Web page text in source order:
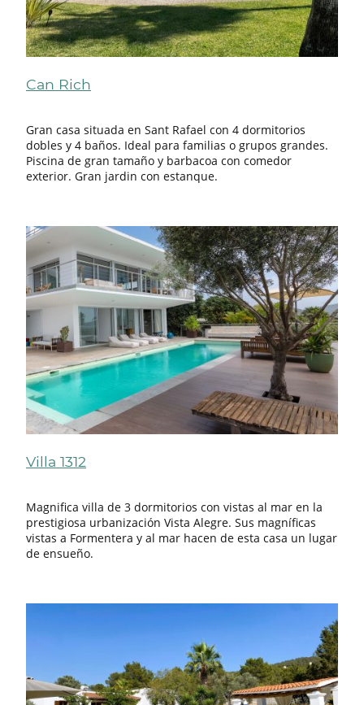
Can Rich
Gran casa situada en Sant Rafael con 4 dormitorios
dobles y 4 baños. Ideal para familias o grupos grandes.
Piscina de gran tamaño y barbacoa con comedor
exterior. Gran jardin con estanque.
Villa 1312
Magnifica villa de 3 dormitorios con vistas al mar en la
prestigiosa urbanización Vista Alegre. Sus magníficas
vistas a Formentera y al mar hacen de esta casa un lugar
de ensueño.